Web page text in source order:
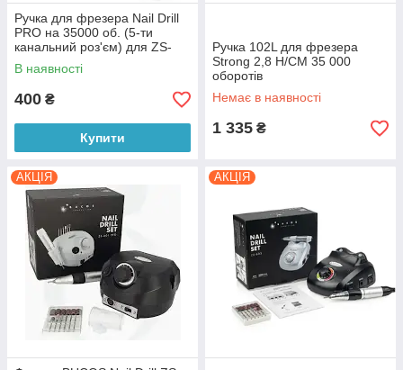
Ручка для фрезера Nail Drill
PRO на 35000 об. (5-ти
канальний роз'єм) для ZS-
606, ZS-705, покращена
В наявності
400 ₴
Купити
Ручка 102L для фрезера
Strong 2,8 Н/СМ 35 000
оборотів
Немає в наявності
1 335 ₴
АКЦІЯ АКЦІЯ